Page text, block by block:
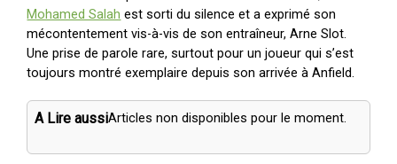
Mohamed Salah est sorti du silence et a exprimé son
mécontentement vis-à-vis de son entraîneur, Arne Slot.
Une prise de parole rare, surtout pour un joueur qui s’est
toujours montré exemplaire depuis son arrivée à Anfield.
A Lire aussiArticles non disponibles pour le moment.